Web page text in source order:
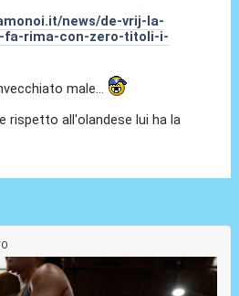
news/de-vrij-la-
fa-rima-con-zero-titoli-i-
male...
rispetto all'olandese lui ha la